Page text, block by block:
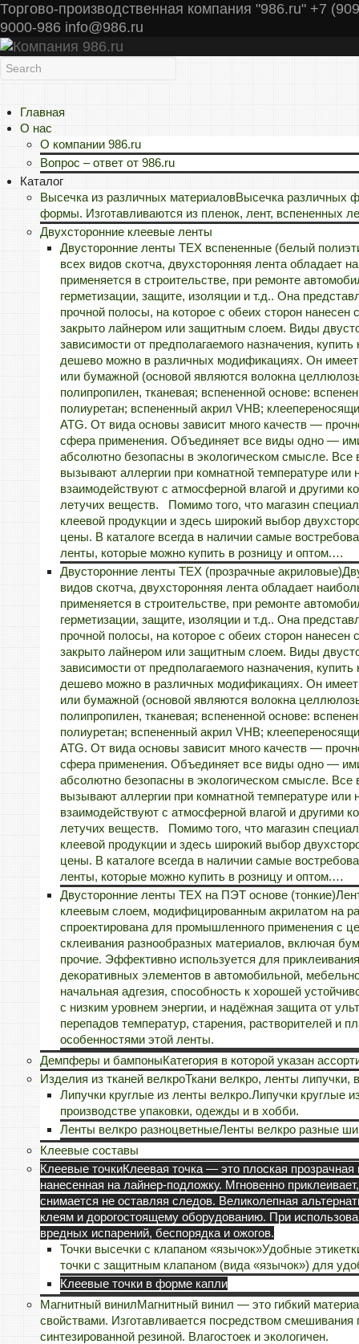
Торгово-производственная компания "986.ru" +7
9000-986 info@986.ru
Главная
О нас
О компании 986.ru
Вопрос – ответ от 986.ru
Каталог
Высечка из различных материаловВысечка различных
формы. Изготавливаются из пленок, лент, вспененных
Двухсторонние клеевые ленты
Двусторонние ленты TEX вспененные (белый
всех видов скотча, двухсторонняя лента обладает
применяется в строительстве, при ремонте
герметизации, защите, изоляции и т.д.. Она
прочной полосы, на которое с обеих сторон нанесен
закрыто лайнером или защитным слоем. Виды
зависимости от предполагаемого назначения,
дешево можно в различных модификациях. Он
или бумажной (основой являются волокна
полипропилен, тканевая; вспененной основе:
полиуретан; вспененный акрил VHB;
ATG. От вида основы зависит много качеств —
сфера применения. Объединяет все виды одно —
абсолютно безопасны в экологическом смысле. Все
вызывают аллергии при комнатной температуре или
взаимодействуют с атмосферной влагой и другими
летучих веществ. Помимо того, что магазин
клеевой продукции и здесь широкий выбор
цены. В каталоге всегда в наличии самые
ленты, которые можно купить в розницу и оптом.…
Двусторонние ленты TEX (прозрачные акриловые)
видов скотча, двухсторонняя лента обладает
применяется в строительстве, при ремонте
герметизации, защите, изоляции и т.д.. Она
прочной полосы, на которое с обеих сторон нанесен
закрыто лайнером или защитным слоем. Виды
зависимости от предполагаемого назначения,
дешево можно в различных модификациях. Он
или бумажной (основой являются волокна
полипропилен, тканевая; вспененной основе:
полиуретан; вспененный акрил VHB;
ATG. От вида основы зависит много качеств —
сфера применения. Объединяет все виды одно —
абсолютно безопасны в экологическом смысле. Все
вызывают аллергии при комнатной температуре или
взаимодействуют с атмосферной влагой и другими
летучих веществ. Помимо того, что магазин
клеевой продукции и здесь широкий выбор
цены. В каталоге всегда в наличии самые
ленты, которые можно купить в розницу и оптом.…
Двусторонние ленты TEX на ПЭТ основе (тонкие)
клеевым слоем, модифицированным акрилатом на
спроектирована для промышленного применения с
склеивания разнообразных материалов, включая
прочие. Эффективно используется для
декоративных элементов в автомобильной,
начальная адгезия, способность к хорошей
с низким уровнем энергии, и надёжная защита от
перепадов температур, старения, растворителей и
особенностями этой ленты.
Демпферы и бампоныКатегория в которой указан
Изделия из тканей велкроТкани велкро, ленты липучки,
Липучки круглые из ленты велкро.Липучки круглые
производстве упаковки, одежды и в хобби.
Ленты велкро разноцветныеЛенты велкро разные
Клеевые составы
Клеевые точкиКлеевая точка — это плоская
нанесенная на лайнер-подложку. Мгновенно
снимается не оставляя следов. Великолепная
клеям и дорогостоящему оборудованию. При
вредных испарений, беспорядка и ожогов.
Точки высечки с клапаном «язычок»Удобные
точки с защитным клапаном (вида «язычок») для
Клеевые точки в форме капли
Магнитный винилМагнитный винил — это гибкий
свойствами. Изготавливается посредством
синтезированной резиной. Влагостоек и экологичен.